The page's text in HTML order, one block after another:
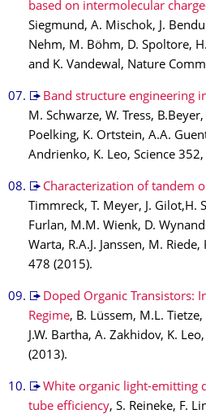
based on intermolecular
Siegmund, A. Mischok, J.
Nehm, M. Böhm, D. Spoltore,
and K. Vandewal, Nature
Band structure engineering
M. Schwarze, W. Tress, B.Beyer,
Poelking, K. Ortstein, A.A.
Andrienko, K. Leo, Science
Characterization of tandem
Timmreck, T. Meyer, J. Gilot,H.
Furlan, M.M. Wienk, D.
Warta, R.A.J. Janssen, M.
478 (2015).
Doped Organic Transistors:
Regime, B. Lüssem, M.L.
J.W. Bartha, A. Zakhidov, K.
(2013).
White organic light-emitting
tube efficiency, S. Reineke, F.